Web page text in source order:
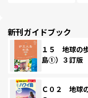
新刊ガイドブック
１５ 地球の
島①）３訂版
Ｃ０２ 地球